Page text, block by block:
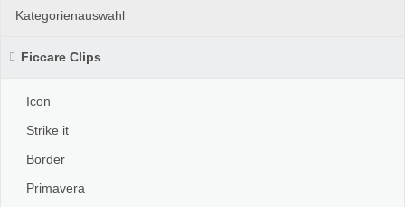
Kategorienauswahl
Ficcare Clips
Icon
Strike it
Border
Primavera